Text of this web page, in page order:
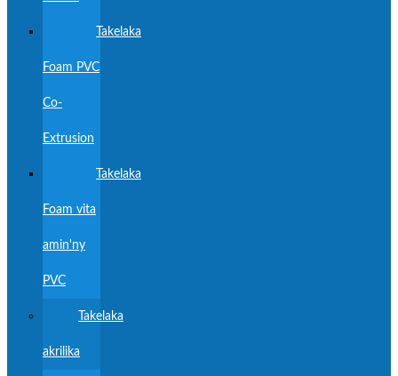
Takelaka
Foam PVC
Co-
Extrusion
Takelaka
Foam vita
amin'ny
PVC
Takelaka
akrilika